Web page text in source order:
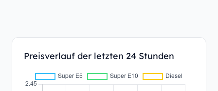
Preisverlauf der letzten 24 Stunden